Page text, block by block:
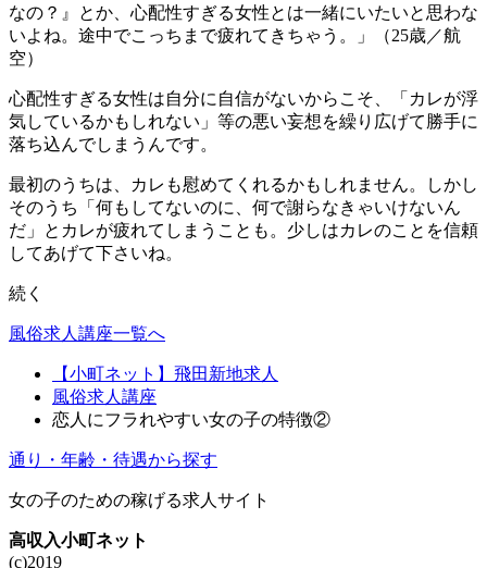
なの？』とか、心配性すぎる女性とは一緒にいたいと思わな
いよね。途中でこっちまで疲れてきちゃう。」（25歳／航
空）
心配性すぎる女性は自分に自信がないからこそ、「カレが浮
気しているかもしれない」等の悪い妄想を繰り広げて勝手に
落ち込んでしまうんです。
最初のうちは、カレも慰めてくれるかもしれません。しかし
そのうち「何もしてないのに、何で謝らなきゃいけないん
だ」とカレが疲れてしまうことも。少しはカレのことを信頼
してあげて下さいね。
続く
風俗求人講座一覧へ
【小町ネット】飛田新地求人
風俗求人講座
恋人にフラれやすい女の子の特徴②
通り・年齢・待遇から探す
女の子のための稼げる求人サイト
高収入小町ネット
(c)2019